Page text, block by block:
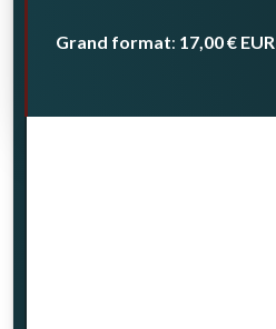
Grand format: 17,00 € EUR